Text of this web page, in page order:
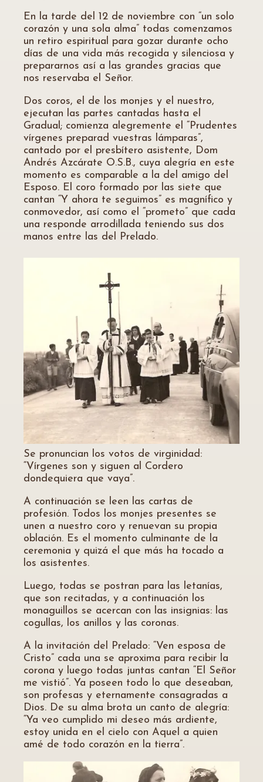
En la tarde del 12 de noviembre con “un solo
corazón y una sola alma” todas comenzamos
un retiro espiritual para gozar durante ocho
días de una vida más recogida y silenciosa y
prepararnos así a las grandes gracias que
nos reservaba el Señor.
Dos coros, el de los monjes y el nuestro,
ejecutan las partes cantadas hasta el
Gradual; comienza alegremente el “Prudentes
vírgenes preparad vuestras lámparas”,
cantado por el presbítero asistente, Dom
Andrés Azcárate O.S.B., cuya alegría en este
momento es comparable a la del amigo del
Esposo. El coro formado por las siete que
cantan “Y ahora te seguimos” es magnífico y
conmovedor, así como el “prometo” que cada
una responde arrodillada teniendo sus dos
manos entre las del Prelado.
Se pronuncian los votos de virginidad:
“Vírgenes son y siguen al Cordero
dondequiera que vaya”.
A continuación se leen las cartas de
profesión. Todos los monjes presentes se
unen a nuestro coro y renuevan su propia
oblación. Es el momento culminante de la
ceremonia y quizá el que más ha tocado a
los asistentes.
Luego, todas se postran para las letanías,
que son recitadas, y a continuación los
monaguillos se acercan con las insignias: las
cogullas, los anillos y las coronas.
A la invitación del Prelado: “Ven esposa de
Cristo” cada una se aproxima para recibir la
corona y luego todas juntas cantan “El Señor
me vistió”. Ya poseen todo lo que deseaban,
son profesas y eternamente consagradas a
Dios. De su alma brota un canto de alegría:
“Ya veo cumplido mi deseo más ardiente,
estoy unida en el cielo con Aquel a quien
amé de todo corazón en la tierra”.